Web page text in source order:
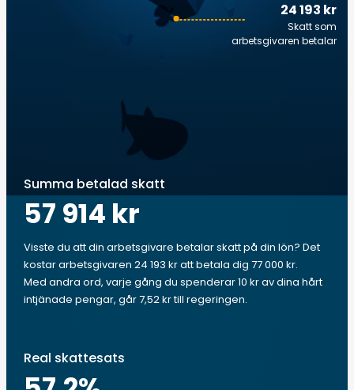
24 193 kr
Skatt som
arbetsgivaren betalar
Summa betalad skatt
57 914 kr
Visste du att din arbetsgivare betalar skatt på din lön? Det
kostar arbetsgivaren 24 193 kr att betala dig 77 000 kr.
Med andra ord, varje gång du spenderar 10 kr av dina hårt
intjänade pengar, går 7,52 kr till regeringen.
Real skattesats